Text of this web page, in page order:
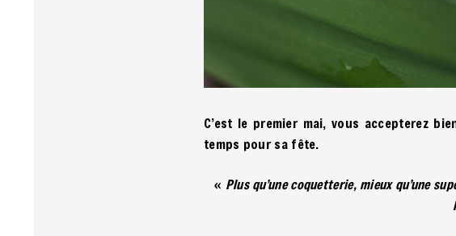
C’est le premier mai, vous accepterez
temps pour sa fête.
« Plus qu’une coquetterie, mieux qu’une